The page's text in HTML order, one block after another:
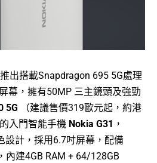
出搭載Snapdragon 695 5G處理
幕，擁有50MP 三主鏡頭及強勁
5G （建議售價319歐元起，約港
入門智能手機 Nokia G31 ，
設計，採用6.7吋屏幕，配備
內建4GB RAM + 64/128GB